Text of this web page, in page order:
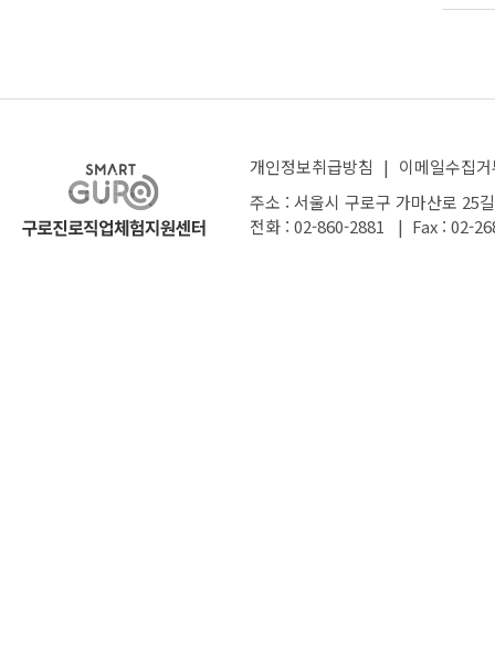
개인정보취급방침 | 이메일수집
주소 : 서울시 구로구 가마산로 25
전화 : 02-860-2881 | Fax : 02-